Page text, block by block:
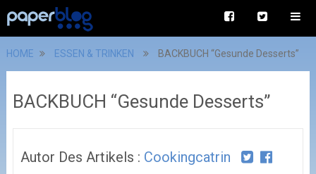
HOME ESSEN & TRINKEN BACKBUCH “Gesunde Desserts”
BACKBUCH “Gesunde Desserts”
Autor Des Artikels : Cookingcatrin